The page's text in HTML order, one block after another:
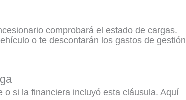
comprobará el estado de cargas.
o te descontarán los gastos de gestión
si la financiera incluyó esta cláusula. Aquí